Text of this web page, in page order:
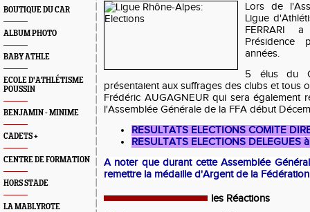
BOUTIQUE DU CAR
ALBUM PHOTO
BABY ATHLE
ECOLE D'ATHLÉTISME
POUSSIN
BENJAMIN - MINIME
CADETS +
CENTRE DE FORMATION
HORS STADE
LA MABLYROTE
Lors de
Ligue
FERRARI
Présidence
années.
5 élus du
présentaient aux suffrages des clubs et tous
Frédéric AUGAGNEUR qui sera également
l'Assemblée Générale de la FFA début
RESULTATS ELECTIONS COMITE
RESULTATS ELECTIONS DELEGUES
A noter que durant cette Assemblée
remettre la médaille d'Argent de la
les Réactions